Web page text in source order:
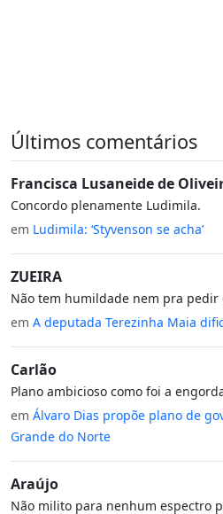
Últimos comentários
Francisca Lusaneide de
Concordo plenamente Ludimila.
em Ludimila: ‘Styvenson se acha’
ZUEIRA
Não tem humildade nem pra pedir
em A deputada Terezinha Maia
Carlão
Plano ambicioso como foi a
em Álvaro Dias propõe plano de
Grande do Norte
Araújo
Não milito para nenhum espectro